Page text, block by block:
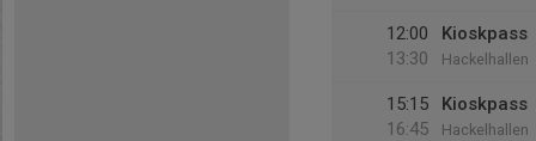
12:00
13:30
Kioskpass
Hackelhallen
15:15
16:45
Kioskpass
Hackelhallen